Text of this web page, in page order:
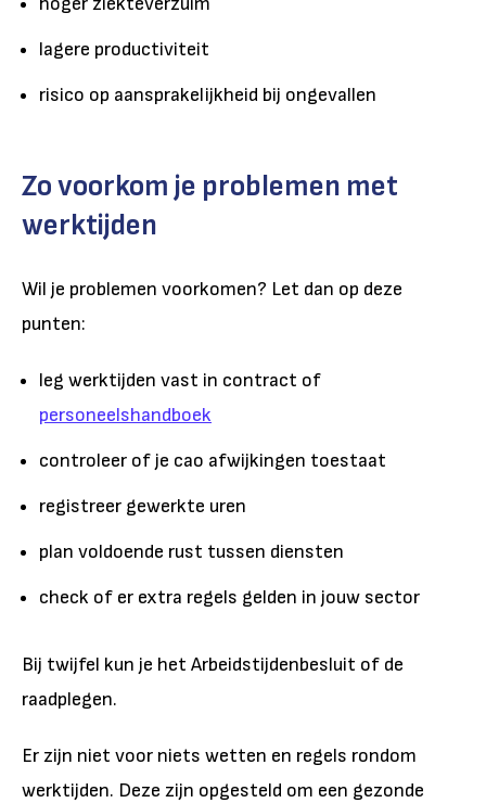
lagere productiviteit
risico op aansprakelijkheid bij ongevallen
Zo voorkom je problemen met
werktijden
Wil je problemen voorkomen? Let dan op deze
punten:
leg werktijden vast in contract of
personeelshandboek
controleer of je cao afwijkingen toestaat
registreer gewerkte uren
plan voldoende rust tussen diensten
check of er extra regels gelden in jouw sector
Bij twijfel kun je het Arbeidstijdenbesluit of de
raadplegen.
Er zijn niet voor niets wetten en regels rondom
werktijden. Deze zijn opgesteld om een gezonde